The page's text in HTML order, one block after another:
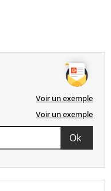
Voir un exemple
Voir un exemple